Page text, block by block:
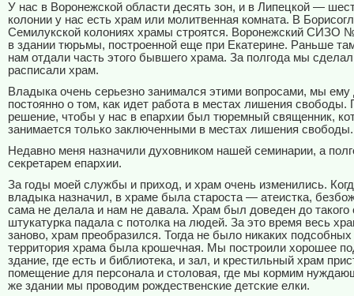
У нас в Воронежской области десять зон, и в Липецкой —
колонии у нас есть храм или молитвенная комната. В
Семилукской колониях храмы строятся. Воронежский СИЗО
в здании тюрьмы, построенной еще при Екатерине. Раньше
нам отдали часть этого бывшего храма. За полгода мы
расписали храм.
Владыка очень серьезно занимался этими вопросами, мы
постоянно о том, как идет работа в местах лишения свободы.
решение, чтобы у нас в епархии был тюремный священник,
занимается только заключенными в местах лишения свободы.
Недавно меня назначили духовником нашей семинарии, а
секретарем епархии.
За годы моей службы и приход, и храм очень изменились.
владыка назначил, в храме была староста — атеистка,
сама не делала и нам не давала. Храм был доведен до такого
штукатурка падала с потолка на людей. За это время весь
заново, храм преобразился. Тогда не было никаких
территория храма была крошечная. Мы построили хорошее
здание, где есть и библиотека, и зал, и крестильный храм
помещение для персонала и столовая, где мы кормим
же здании мы проводим рождественские детские елки.